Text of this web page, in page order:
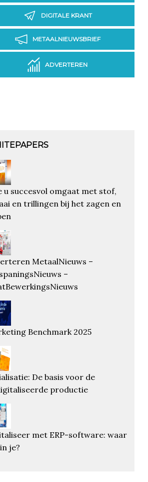
DIGITALE KRANT
METAALNIEUWSBRIEF
ADVERTEREN
u succesvol omgaat met stof,
en trillingen bij het zagen en
MetaalNieuws –
–
Benchmark 2025
De basis voor de
productie
met ERP-software: waar
je?